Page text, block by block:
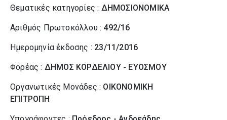
Θεματικές κατηγορίες : ΔΗΜΟΣΙΟΝΟΜΙΚΑ
Αριθμός Πρωτοκόλλου : 492/16
Ημερομηνία έκδοσης : 23/11/2016
Φορέας : ΔΗΜΟΣ ΚΟΡΔΕΛΙΟΥ - ΕΥΟΣΜΟΥ
Οργανωτικές Μονάδες : ΟΙΚΟΝΟΜΙΚΗ
ΕΠΙΤΡΟΠΗ